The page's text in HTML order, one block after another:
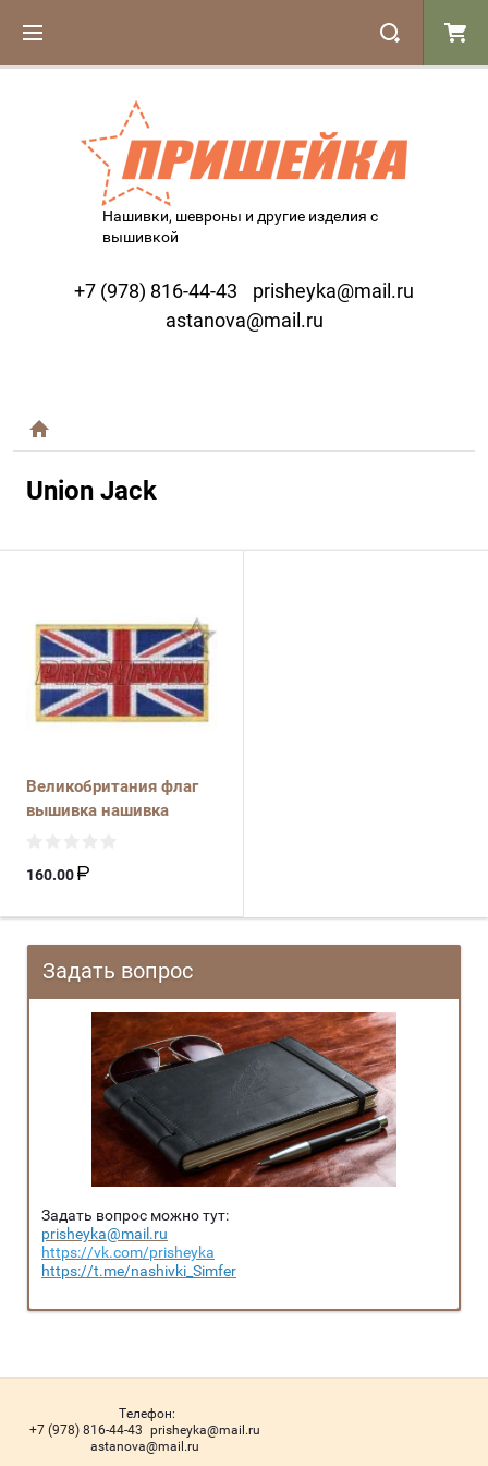
Нашивки, шевроны и другие изделия с
вышивкой
+7 (978) 816-44-43
prisheyka@mail.ru
astanova@mail.ru
Union Jack
Великобритания флаг
вышивка нашивка
160.00
Задать вопрос
Задать вопрос можно тут:
prisheyka@mail.ru
https://vk.com/prisheyka
https://t.me/nashivki_Simfer
Телефон:
+7 (978) 816-44-43 prisheyka@mail.ru
astanova@mail.ru